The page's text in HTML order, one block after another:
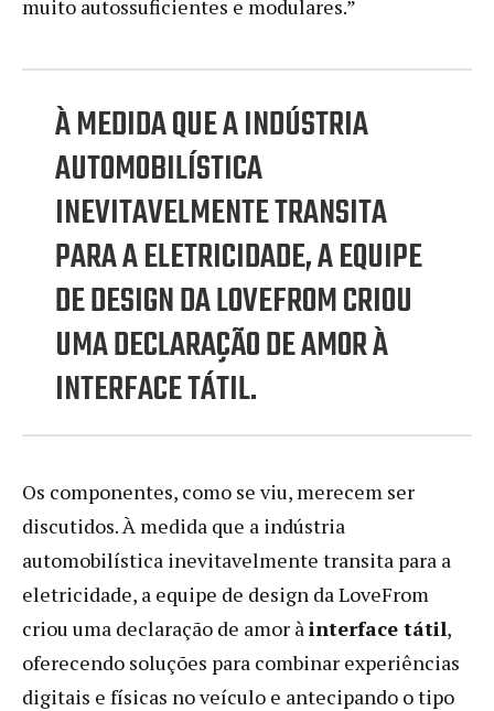
muito autossuficientes e modulares.”
À MEDIDA QUE A INDÚSTRIA
AUTOMOBILÍSTICA
INEVITAVELMENTE TRANSITA
PARA A ELETRICIDADE, A EQUIPE
DE DESIGN DA LOVEFROM CRIOU
UMA DECLARAÇÃO DE AMOR À
INTERFACE TÁTIL.
Os componentes, como se viu, merecem ser
discutidos. À medida que a indústria
automobilística inevitavelmente transita para a
eletricidade, a equipe de design da LoveFrom
criou uma declaração de amor àinterface tátil,
oferecendo soluções para combinar experiências
digitais e físicas no veículo e antecipando o tipo